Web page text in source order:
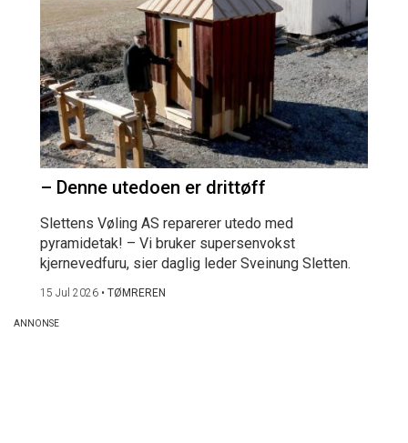
– Denne utedoen er drittøff
Slettens Vøling AS reparerer utedo med
pyramidetak! – Vi bruker supersenvokst
kjernevedfuru, sier daglig leder Sveinung Sletten.
15 Jul 2026 • TØMREREN